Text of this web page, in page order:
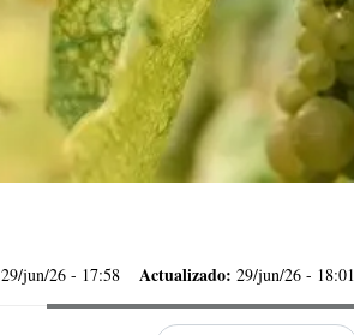
29/jun/26 - 17:58 Actualizado: 29/jun/26 - 18:01